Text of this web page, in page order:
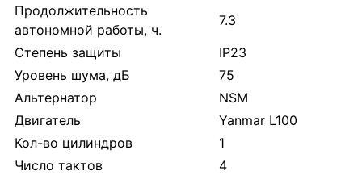
Продолжительность
автономной работы, ч.
7.3
Степень защиты
IP23
Уровень шума, дБ
75
Альтернатор
NSM
Двигатель
Yanmar L100
Кол-во цилиндров
1
Число тактов
4